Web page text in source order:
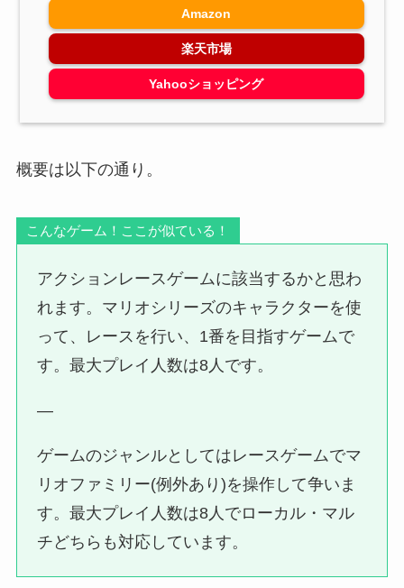
Amazon
楽天市場
Yahooショッピング
概要は以下の通り。
こんなゲーム！ここが似ている！
アクションレースゲームに該当するかと思わ
れます。マリオシリーズのキャラクターを使
って、レースを行い、1番を目指すゲームで
す。最大プレイ人数は8人です。
—
ゲームのジャンルとしてはレースゲームでマ
リオファミリー(例外あり)を操作して争いま
す。最大プレイ人数は8人でローカル・マル
チどちらも対応しています。